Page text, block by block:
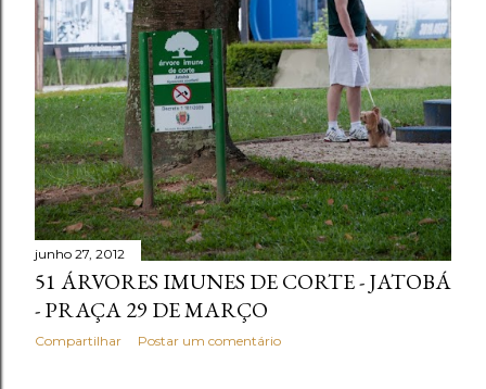
junho 27, 2012
51 ÁRVORES IMUNES DE CORTE - JATOBÁ
- PRAÇA 29 DE MARÇO
Compartilhar Postar um comentário